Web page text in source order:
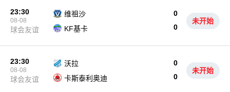
23:30
08-08
球会友谊
维祖沙
0
0
KF基卡
未开始
23:30
08-08
球会友谊
沃拉
0
0
卡斯泰利奥迪
未开始